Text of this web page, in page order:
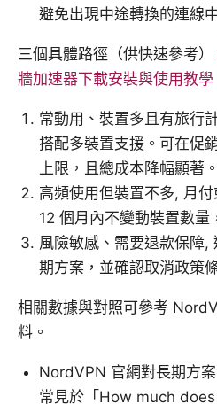
避免出現中途轉換的連線
三個具體路徑（供快速參考）
牆加速器下載安裝與使用教
常動用、裝置多且有旅行
搭配多裝置支援。可在促
上限，且總成本降幅顯著。
高頻使用但裝置不多, 月
12 個月內不變動裝置數量
風險敏感、需要退款保障,
期方案，並確認取消政策
相關數據與對照可參考
料。
NordVPN 官網對長期方
常見於「How much